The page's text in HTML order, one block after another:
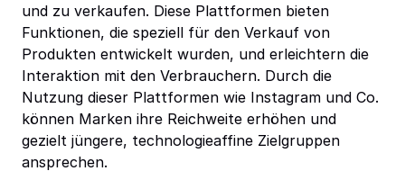
und zu verkaufen. Diese Plattformen bieten
Funktionen, die speziell für den Verkauf von
Produkten entwickelt wurden, und erleichtern die
Interaktion mit den Verbrauchern. Durch die
Nutzung dieser Plattformen wie Instagram und Co.
können Marken ihre Reichweite erhöhen und
gezielt jüngere, technologieaffine Zielgruppen
ansprechen.